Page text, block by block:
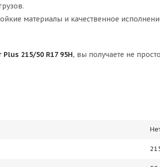
материалы и качественное
215/50 R17 95H, вы получаете не